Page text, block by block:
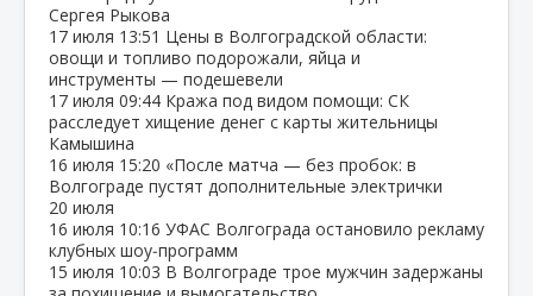
Сергея Рыкова
17 июля 13:51 Цены в Волгоградской области:
овощи и топливо подорожали, яйца и
инструменты — подешевели
17 июля 09:44 Кража под видом помощи: СК
расследует хищение денег с карты жительницы
Камышина
16 июля 15:20 «После матча — без пробок: в
Волгограде пустят дополнительные электрички
20 июля
16 июля 10:16 УФАС Волгограда остановило рекламу
клубных шоу‑программ
15 июля 10:03 В Волгограде трое мужчин задержаны